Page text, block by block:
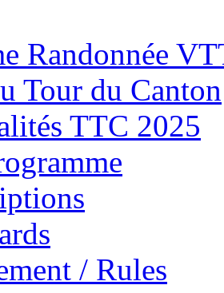
Randonnée
Tour du Canton
TTC 2025
/ Rules